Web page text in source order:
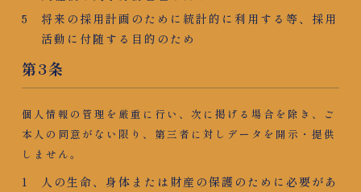
将来の採用計画のために統計的に利用する等、採用
活動に付随する目的のため
第3条
個人情報の管理を厳重に行い、次に掲げる場合を除き、ご
本人の同意がない限り、第三者に対しデータを開示・提供
しません。
人の生命、身体または財産の保護のために必要があ